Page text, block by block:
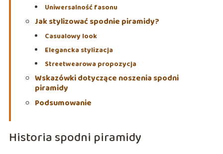
Uniwersalność fasonu
Jak stylizować spodnie piramidy?
Casualowy look
Elegancka stylizacja
Streetwearowa propozycja
Wskazówki dotyczące noszenia spodni
piramidy
Podsumowanie
Historia spodni piramidy